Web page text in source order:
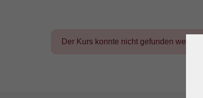
Der Kurs konnte nicht gefunden werden.